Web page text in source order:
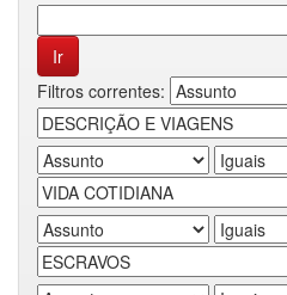
Filtros correntes: